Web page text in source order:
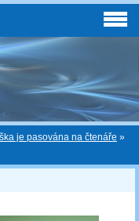
je pasována na čtenáře »